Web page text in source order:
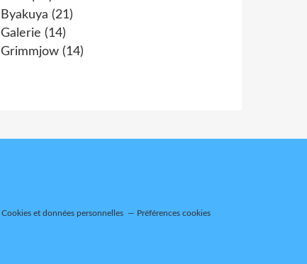
Byakuya (21)
Galerie (14)
Grimmjow (14)
Cookies et données personnelles Préférences cookies